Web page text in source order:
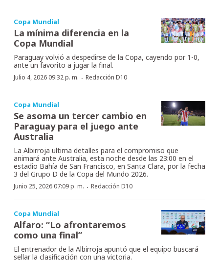
Copa Mundial
La mínima diferencia en la
Copa Mundial
Paraguay volvió a despedirse de la Copa, cayendo por 1-0,
ante un favorito a jugar la final.
Julio 4, 2026 09:32 p. m. · Redacción D10
Copa Mundial
Se asoma un tercer cambio en
Paraguay para el juego ante
Australia
La Albirroja ultima detalles para el compromiso que
animará ante Australia, esta noche desde las 23:00 en el
estadio Bahía de San Francisco, en Santa Clara, por la fecha
3 del Grupo D de la Copa del Mundo 2026.
Junio 25, 2026 07:09 p. m. · Redacción D10
Copa Mundial
Alfaro: “Lo afrontaremos
como una final”
El entrenador de la Albirroja apuntó que el equipo buscará
sellar la clasificación con una victoria.